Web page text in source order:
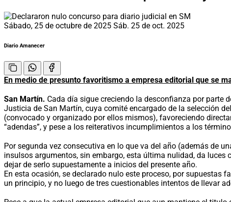
Sábado, 25 de octubre de 2025 Sáb. 25 de oct. 2025
Diario Amanecer
En medio de presunto favoritismo a empresa editorial que se
San Martín. Cada día sigue creciendo la desconfianza por parte
Justicia de San Martín, cuya comité encargado de la selección
(convocado y organizado por ellos mismos), favoreciendo
“adendas”, y pese a los reiterativos incumplimientos a los
Por segunda vez consecutiva en lo que va del año (además de
insulsos argumentos, sin embargo, esta última nulidad, da
dejar de serlo supuestamente a inicios del presente año.
En esta ocasión, se declarado nulo este proceso, por supuestas
un principio, y no luego de tres cuestionables intentos de llevar